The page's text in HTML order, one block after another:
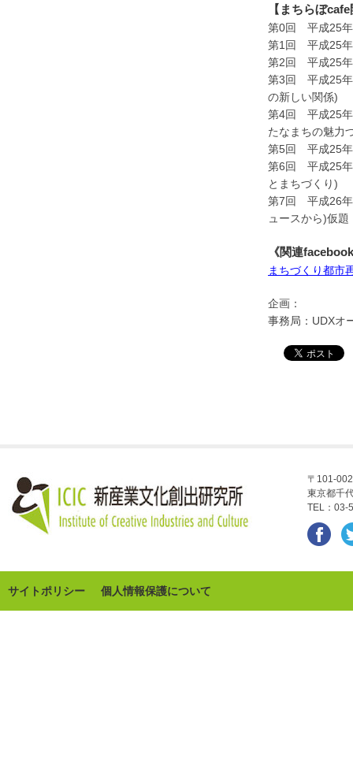
【まちらぼ
第0回 平成25年
第1回 平成25年
第2回 平成25年
第3回 平成25年
の新しい関係)
第4回 平成25年
たなまちの魅力
第5回 平成25年
第6回 平成25年
とまちづくり)
第7回 平成26年
ュースから)仮題
《関連
まちづくり都市
企画：
事務局：UDXオ
〒101-
東京都千
TEL：
サイトポリシー 個人情報保護について